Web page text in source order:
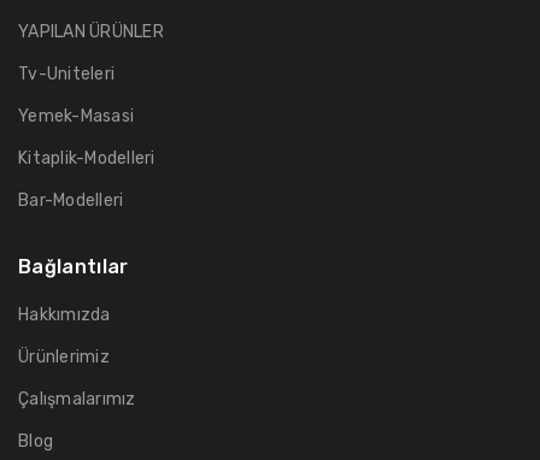
YAPILAN ÜRÜNLER
Tv-Uniteleri
Yemek-Masasi
Kitaplik-Modelleri
Bar-Modelleri
Bağlantılar
Hakkımızda
Ürünlerimiz
Çalışmalarımız
Blog